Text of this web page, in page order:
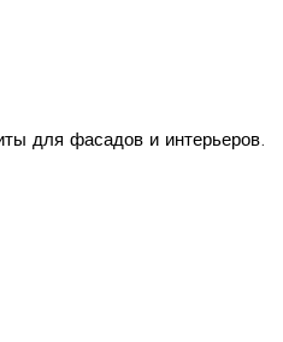
для фасадов и интерьеров.